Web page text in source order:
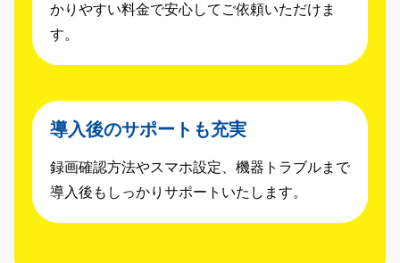
かりやすい料金で安心してご依頼いただけま
す。
導入後のサポートも充実
録画確認方法やスマホ設定、機器トラブルまで
導入後もしっかりサポートいたします。